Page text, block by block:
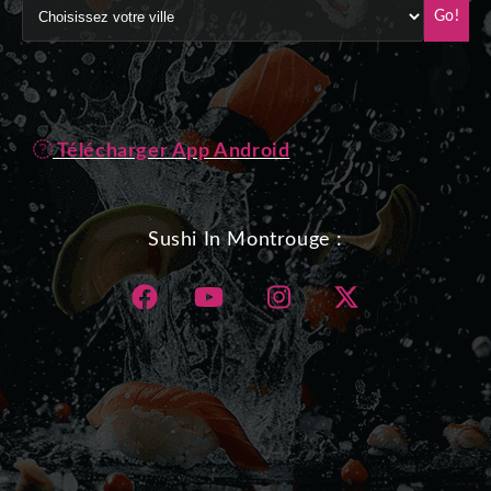
Go!
Télécharger App Android
Sushi In Montrouge :